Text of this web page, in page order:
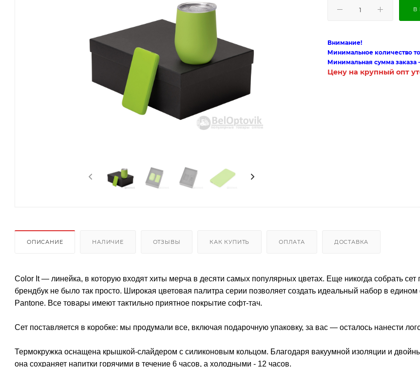
В
Внимание!
Минимальное количество
Минимальная сумма заказа
Цену на крупный опт
ОПИСАНИЕ НАЛИЧИЕ ОТЗЫВЫ КАК КУПИТЬ ОПЛАТА ДОСТАВКА
Color It — линейка, в которую входят хиты мерча в десяти самых популярных цветах. Еще никогда собрать сет
брендбук не было так просто. Широкая цветовая палитра серии позволяет создать идеальный набор в едином
Pantone. Все товары имеют тактильно приятное покрытие софт-тач.
Сет поставляется в коробке: мы продумали все, включая подарочную упаковку, за вас — осталось нанести
Термокружка оснащена крышкой-слайдером с силиконовым кольцом. Благодаря вакуумной изоляции и
она сохраняет напитки горячими в течение 6 часов, а холодными - 12 часов.